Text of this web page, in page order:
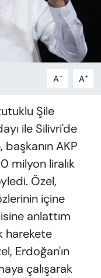
A- A+
Şile
ile Silivri'de
AKP
milyon liralık
Özel,
içine
anlattım
harekete
Erdoğan'ın
çalışarak